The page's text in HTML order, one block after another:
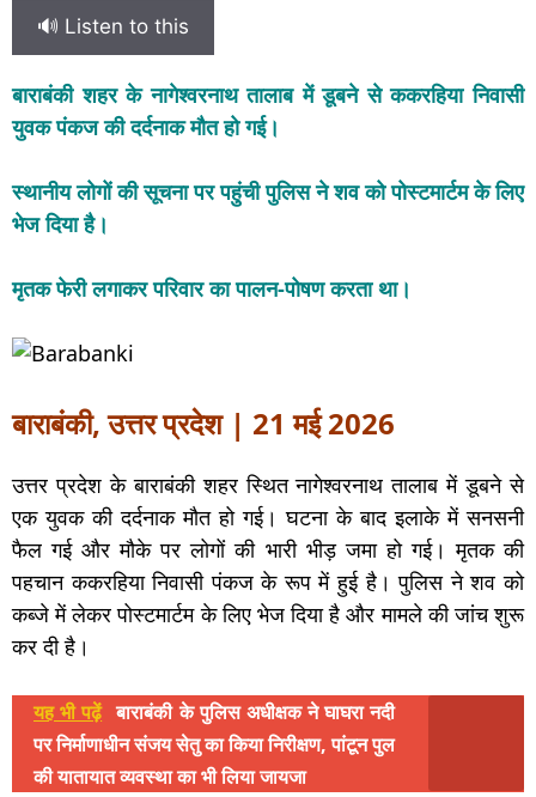
🔊 Listen to this
बाराबंकी शहर के नागेश्वरनाथ तालाब में डूबने से ककरहिया निवासी
युवक पंकज की दर्दनाक मौत हो गई।
स्थानीय लोगों की सूचना पर पहुंची पुलिस ने शव को पोस्टमार्टम के लिए
भेज दिया है।
मृतक फेरी लगाकर परिवार का पालन-पोषण करता था।
बाराबंकी, उत्तर प्रदेश | 21 मई 2026
उत्तर प्रदेश के बाराबंकी शहर स्थित नागेश्वरनाथ तालाब में डूबने से
एक युवक की दर्दनाक मौत हो गई। घटना के बाद इलाके में सनसनी
फैल गई और मौके पर लोगों की भारी भीड़ जमा हो गई। मृतक की
पहचान ककरहिया निवासी पंकज के रूप में हुई है। पुलिस ने शव को
कब्जे में लेकर पोस्टमार्टम के लिए भेज दिया है और मामले की जांच शुरू
कर दी है।
यह भी पढ़ें बाराबंकी के पुलिस अधीक्षक ने घाघरा नदी
पर निर्माणाधीन संजय सेतु का किया निरीक्षण, पांटून पुल
की यातायात व्यवस्था का भी लिया जायजा